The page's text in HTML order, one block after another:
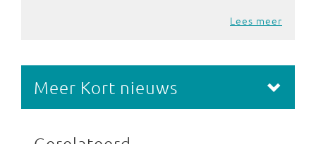
Lees meer
Meer Kort nieuws